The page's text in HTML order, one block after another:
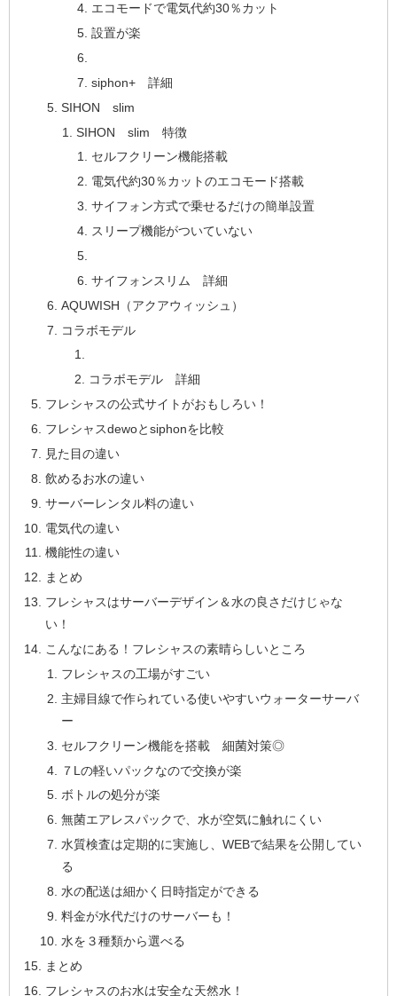
エコモードで電気代約30％カット
設置が楽
siphon+ 詳細
SIHON slim
SIHON slim 特徴
セルフクリーン機能搭載
電気代約30％カットのエコモード搭載
サイフォン方式で乗せるだけの簡単設置
スリープ機能がついていない
サイフォンスリム 詳細
AQUWISH（アクアウィッシュ）
コラボモデル
コラボモデル 詳細
フレシャスの公式サイトがおもしろい！
フレシャスdewoとsiphonを比較
見た目の違い
飲めるお水の違い
サーバーレンタル料の違い
電気代の違い
機能性の違い
まとめ
フレシャスはサーバーデザイン＆水の良さだけじゃな
い！
こんなにある！フレシャスの素晴らしいところ
フレシャスの工場がすごい
主婦目線で作られている使いやすいウォーターサーバ
ー
セルフクリーン機能を搭載 細菌対策◎
７Lの軽いパックなので交換が楽
ボトルの処分が楽
無菌エアレスパックで、水が空気に触れにくい
水質検査は定期的に実施し、WEBで結果を公開してい
る
水の配送は細かく日時指定ができる
料金が水代だけのサーバーも！
水を３種類から選べる
まとめ
フレシャスのお水は安全な天然水！